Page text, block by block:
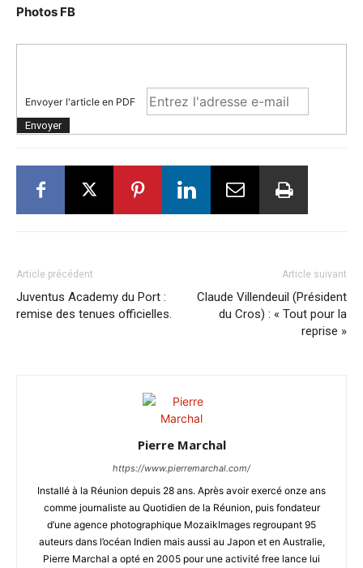
Photos FB
Envoyer l'article en PDF
Article précédent
Juventus Academy du Port :
remise des tenues officielles.
Article suivant
Claude Villendeuil (Président
du Cros) : « Tout pour la
reprise »
Pierre Marchal
https://www.pierremarchal.com/
Installé à la Réunion depuis 28 ans. Après avoir exercé onze ans
comme journaliste au Quotidien de la Réunion, puis fondateur
d’une agence photographique MozaikImages regroupant 95
auteurs dans l’océan Indien mais aussi au Japon et en Australie,
Pierre Marchal a opté en 2005 pour une activité free lance lui